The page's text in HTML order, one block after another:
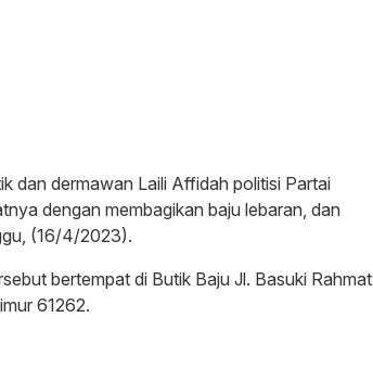
dan dermawan Laili Affidah politisi Partai
dengan membagikan baju lebaran, dan
(16/4/2023).
bertempat di Butik Baju Jl. Basuki Rahmat
61262.